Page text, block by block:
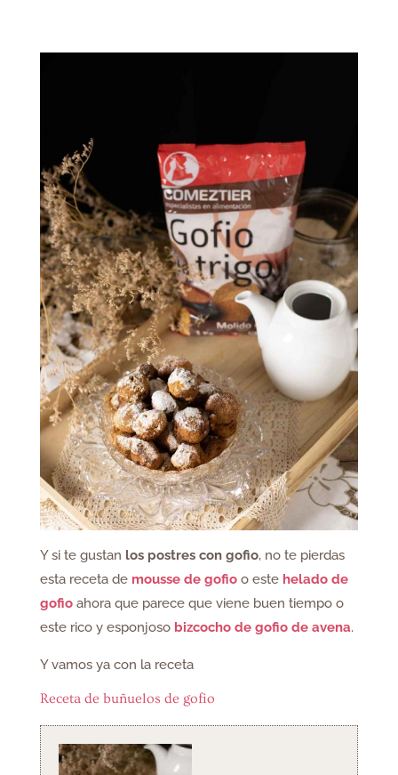
Y si te gustan los postres con gofio, no te pierdas
esta receta de mousse de gofioo este helado de
gofioahora que parece que viene buen tiempo o
este rico y esponjoso bizcocho de gofio de avena.
Y vamos ya con la receta
Receta de buñuelos de gofio